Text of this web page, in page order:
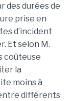
des durées de
prise en
d’incident
Et selon M.
coûteuse
la
moins à
différents